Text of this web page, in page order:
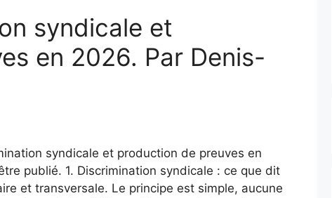
syndicale et
en 2026. Par Denis-
syndicale et production de preuves en
publié. 1. Discrimination syndicale : ce que dit
et transversale. Le principe est simple, aucune